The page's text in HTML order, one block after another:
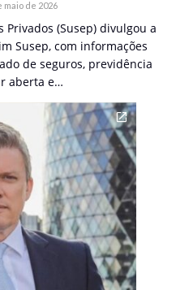
maio de 2026
(Susep) divulgou a
Susep, com informações
de seguros, previdência
aberta e…